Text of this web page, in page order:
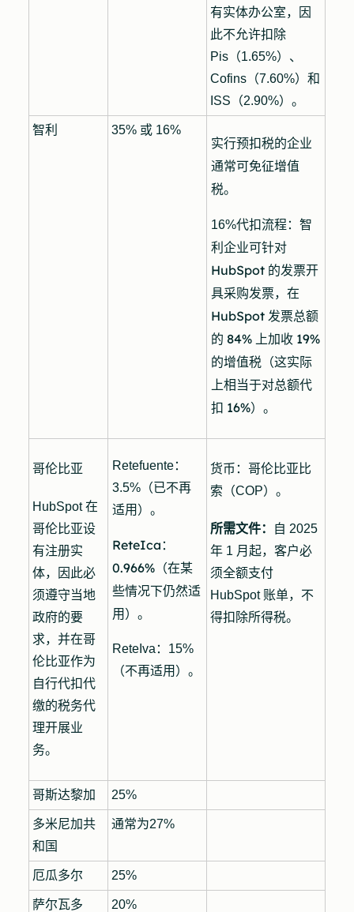
有实体办公室，因
此不允许扣除
Pis（1.65%）、
Cofins（7.60%）和
ISS（2.90%）。
智利 35% 或 16%
实行预扣税的企业
通常可免征增值
税。
16%代扣流程：智
利企业可针对
HubSpot 的发票开
具采购发票，在
HubSpot 发票总额
的 84% 上加收 19%
的增值税（这实际
上相当于对总额代
扣 16%）。
哥伦比亚
HubSpot 在
哥伦比亚设
有注册实
体，因此必
须遵守当地
政府的要
求，并在哥
伦比亚作为
自行代扣代
缴的税务代
理开展业
务。
Retefuente：
3.5%（已不再
适用）。
ReteIca：
0.966%（在某
些情况下仍然适
用）。
ReteIva：15%
（不再适用）。
货币： 哥伦比亚比
索（COP）。
所需文件：
自 2025
年 1 月起，客户必
须全额支付
HubSpot 账单，不
得扣除所得税。
哥斯达黎加 25%
多米尼加共
和国
通常为27%
厄瓜多尔 25%
萨尔瓦多 20%